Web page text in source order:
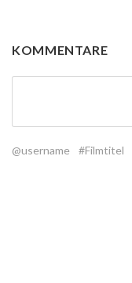
KOMMENTARE
@username #Filmtitel